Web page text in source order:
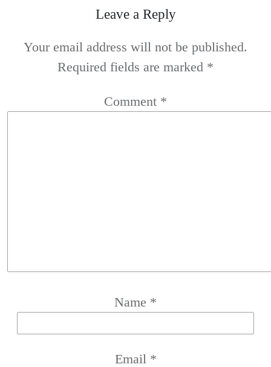
Leave a Reply
Your email address will not be published.
Required fields are marked *
Comment *
Name *
Email *